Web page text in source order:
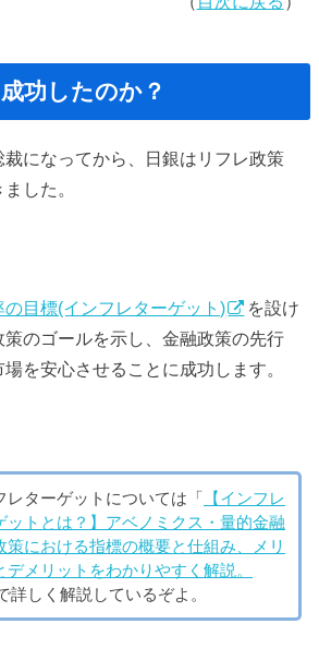
功したのか？
になってから、日銀はリフレ政策
した。
の目標(インフレターゲット)
を設け
のゴールを示し、金融政策の先行
を安心させることに成功します。
レターゲットについては「
【インフレ
ットとは？】アベノミクス・量的金融
策における指標の概要と仕組み、メリ
デメリットをわかりやすく解説。
詳しく解説しているぞよ。